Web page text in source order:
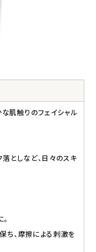
肌触りのフェイシャル
としなど、日々のスキ
ち、摩擦による刺激を